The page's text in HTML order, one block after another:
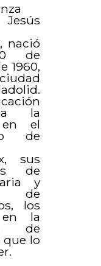
Jesús
nació
de
1960,
la
el
de
sus
de
y
de
los
la
de
que lo